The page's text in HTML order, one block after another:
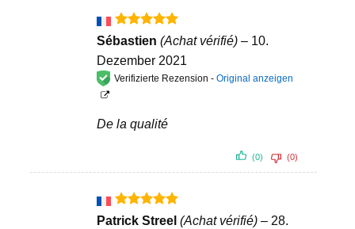
Bewertet
von
5
Sébastien(Achat vérifié) – 10.
Dezember 2021
Verifizierte Rezension -Original anzeigen
De la qualité
(0) (0)
Bewertet
Patrick Streel(Achat vérifié) – 28.